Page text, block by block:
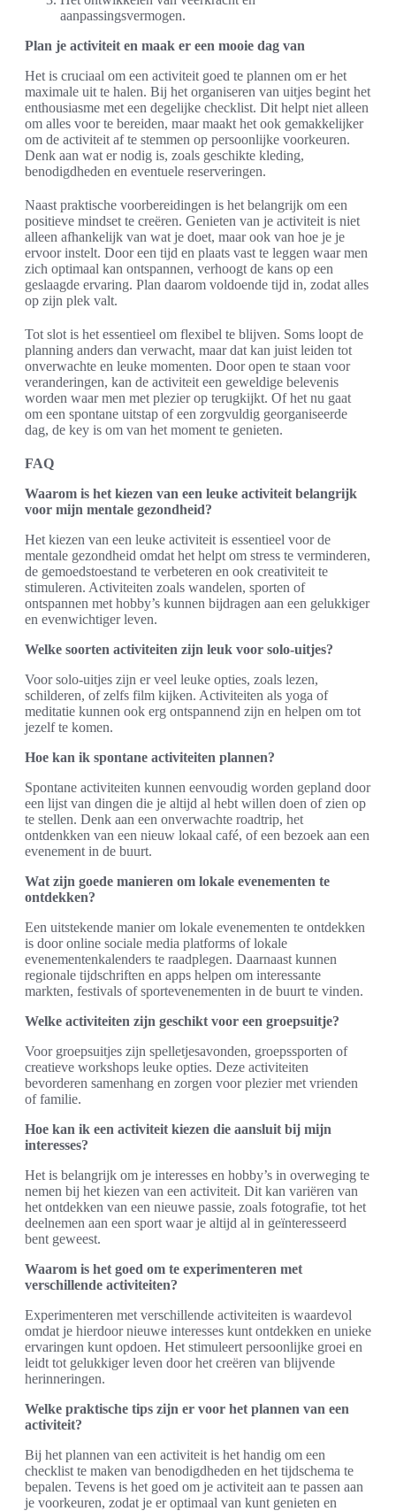
aanpassingsvermogen.
Plan je activiteit en maak er een mooie dag van
Het is cruciaal om een activiteit goed te plannen om er het
maximale uit te halen. Bij het organiseren van uitjes begint het
enthousiasme met een degelijke checklist. Dit helpt niet alleen
om alles voor te bereiden, maar maakt het ook gemakkelijker
om de activiteit af te stemmen op persoonlijke voorkeuren.
Denk aan wat er nodig is, zoals geschikte kleding,
benodigdheden en eventuele reserveringen.
Naast praktische voorbereidingen is het belangrijk om een
positieve mindset te creëren. Genieten van je activiteit is niet
alleen afhankelijk van wat je doet, maar ook van hoe je je
ervoor instelt. Door een tijd en plaats vast te leggen waar men
zich optimaal kan ontspannen, verhoogt de kans op een
geslaagde ervaring. Plan daarom voldoende tijd in, zodat alles
op zijn plek valt.
Tot slot is het essentieel om flexibel te blijven. Soms loopt de
planning anders dan verwacht, maar dat kan juist leiden tot
onverwachte en leuke momenten. Door open te staan voor
veranderingen, kan de activiteit een geweldige belevenis
worden waar men met plezier op terugkijkt. Of het nu gaat
om een spontane uitstap of een zorgvuldig georganiseerde
dag, de key is om van het moment te genieten.
FAQ
Waarom is het kiezen van een leuke activiteit belangrijk
voor mijn mentale gezondheid?
Het kiezen van een leuke activiteit is essentieel voor de
mentale gezondheid omdat het helpt om stress te verminderen,
de gemoedstoestand te verbeteren en ook creativiteit te
stimuleren. Activiteiten zoals wandelen, sporten of
ontspannen met hobby’s kunnen bijdragen aan een gelukkiger
en evenwichtiger leven.
Welke soorten activiteiten zijn leuk voor solo-uitjes?
Voor solo-uitjes zijn er veel leuke opties, zoals lezen,
schilderen, of zelfs film kijken. Activiteiten als yoga of
meditatie kunnen ook erg ontspannend zijn en helpen om tot
jezelf te komen.
Hoe kan ik spontane activiteiten plannen?
Spontane activiteiten kunnen eenvoudig worden gepland door
een lijst van dingen die je altijd al hebt willen doen of zien op
te stellen. Denk aan een onverwachte roadtrip, het
ontdenkken van een nieuw lokaal café, of een bezoek aan een
evenement in de buurt.
Wat zijn goede manieren om lokale evenementen te
ontdekken?
Een uitstekende manier om lokale evenementen te ontdekken
is door online sociale media platforms of lokale
evenementenkalenders te raadplegen. Daarnaast kunnen
regionale tijdschriften en apps helpen om interessante
markten, festivals of sportevenementen in de buurt te vinden.
Welke activiteiten zijn geschikt voor een groepsuitje?
Voor groepsuitjes zijn spelletjesavonden, groepssporten of
creatieve workshops leuke opties. Deze activiteiten
bevorderen samenhang en zorgen voor plezier met vrienden
of familie.
Hoe kan ik een activiteit kiezen die aansluit bij mijn
interesses?
Het is belangrijk om je interesses en hobby’s in overweging te
nemen bij het kiezen van een activiteit. Dit kan variëren van
het ontdekken van een nieuwe passie, zoals fotografie, tot het
deelnemen aan een sport waar je altijd al in geïnteresseerd
bent geweest.
Waarom is het goed om te experimenteren met
verschillende activiteiten?
Experimenteren met verschillende activiteiten is waardevol
omdat je hierdoor nieuwe interesses kunt ontdekken en unieke
ervaringen kunt opdoen. Het stimuleert persoonlijke groei en
leidt tot gelukkiger leven door het creëren van blijvende
herinneringen.
Welke praktische tips zijn er voor het plannen van een
activiteit?
Bij het plannen van een activiteit is het handig om een
checklist te maken van benodigdheden en het tijdschema te
bepalen. Tevens is het goed om je activiteit aan te passen aan
je voorkeuren, zodat je er optimaal van kunt genieten en